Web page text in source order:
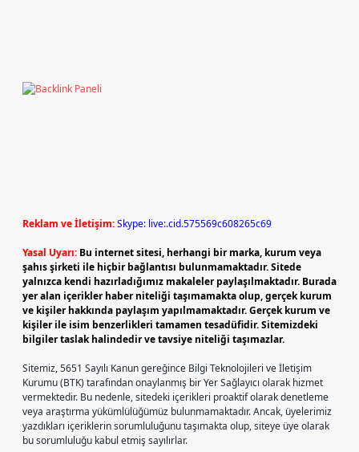
Reklam ve İletişim:Skype: live:.cid.575569c608265c69
Yasal Uyarı: Bu internet sitesi, herhangi bir marka, kurum veya
şahıs şirketi ile hiçbir bağlantısı bulunmamaktadır. Sitede
yalnızca kendi hazırladığımız makaleler paylaşılmaktadır. Burada
yer alan içerikler haber niteliği taşımamakta olup, gerçek kurum
ve kişiler hakkında paylaşım yapılmamaktadır. Gerçek kurum ve
kişiler ile isim benzerlikleri tamamen tesadüfidir. Sitemizdeki
bilgiler taslak halindedir ve tavsiye niteliği taşımazlar.
Sitemiz, 5651 Sayılı Kanun gereğince Bilgi Teknolojileri ve İletişim
Kurumu (BTK) tarafından onaylanmış bir Yer Sağlayıcı olarak hizmet
vermektedir. Bu nedenle, sitedeki içerikleri proaktif olarak denetleme
veya araştırma yükümlülüğümüz bulunmamaktadır. Ancak, üyelerimiz
yazdıkları içeriklerin sorumluluğunu taşımakta olup, siteye üye olarak
bu sorumluluğu kabul etmiş sayılırlar.